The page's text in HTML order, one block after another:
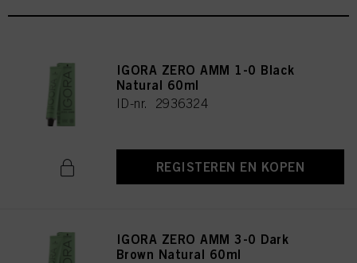
IGORA ZERO AMM 1-0 Black
Natural 60ml
ID-nr. 2936324
REGISTEREN EN KOPEN
IGORA ZERO AMM 3-0 Dark
Brown Natural 60ml